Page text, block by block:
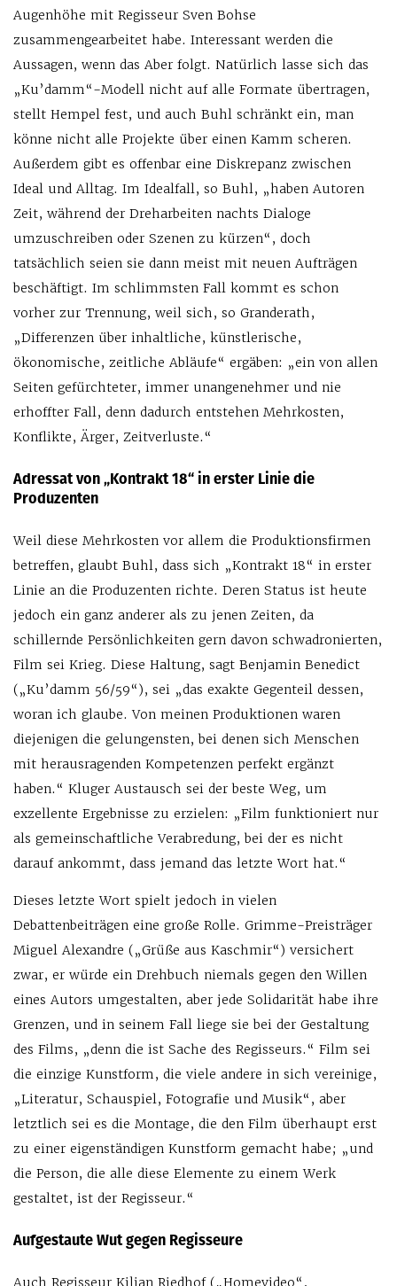
Augenhöhe mit Regisseur Sven Bohse
zusammengearbeitet habe. Interessant werden die
Aussagen, wenn das Aber folgt. Natürlich lasse sich das
„Ku’damm“-Modell nicht auf alle Formate übertragen,
stellt Hempel fest, und auch Buhl schränkt ein, man
könne nicht alle Projekte über einen Kamm scheren.
Außerdem gibt es offenbar eine Diskrepanz zwischen
Ideal und Alltag. Im Idealfall, so Buhl, „haben Autoren
Zeit, während der Dreharbeiten nachts Dialoge
umzuschreiben oder Szenen zu kürzen“, doch
tatsächlich seien sie dann meist mit neuen Aufträgen
beschäftigt. Im schlimmsten Fall kommt es schon
vorher zur Trennung, weil sich, so Granderath,
„Differenzen über inhaltliche, künstlerische,
ökonomische, zeitliche Abläufe“ ergäben: „ein von allen
Seiten gefürchteter, immer unangenehmer und nie
erhoffter Fall, denn dadurch entstehen Mehrkosten,
Konflikte, Ärger, Zeitverluste.“
Adressat von „Kontrakt 18“ in erster Linie die
Produzenten
Weil diese Mehrkosten vor allem die Produktionsfirmen
betreffen, glaubt Buhl, dass sich „Kontrakt 18“ in erster
Linie an die Produzenten richte. Deren Status ist heute
jedoch ein ganz anderer als zu jenen Zeiten, da
schillernde Persönlichkeiten gern davon schwadronierten,
Film sei Krieg. Diese Haltung, sagt Benjamin Benedict
(„Ku’damm 56/59“), sei „das exakte Gegenteil dessen,
woran ich glaube. Von meinen Produktionen waren
diejenigen die gelungensten, bei denen sich Menschen
mit herausragenden Kompetenzen perfekt ergänzt
haben.“ Kluger Austausch sei der beste Weg, um
exzellente Ergebnisse zu erzielen: „Film funktioniert nur
als gemeinschaftliche Verabredung, bei der es nicht
darauf ankommt, dass jemand das letzte Wort hat.“
Dieses letzte Wort spielt jedoch in vielen
Debattenbeiträgen eine große Rolle. Grimme-Preisträger
Miguel Alexandre („Grüße aus Kaschmir“) versichert
zwar, er würde ein Drehbuch niemals gegen den Willen
eines Autors umgestalten, aber jede Solidarität habe ihre
Grenzen, und in seinem Fall liege sie bei der Gestaltung
des Films, „denn die ist Sache des Regisseurs.“ Film sei
die einzige Kunstform, die viele andere in sich vereinige,
„Literatur, Schauspiel, Fotografie und Musik“, aber
letztlich sei es die Montage, die den Film überhaupt erst
zu einer eigenständigen Kunstform gemacht habe; „und
die Person, die alle diese Elemente zu einem Werk
gestaltet, ist der Regisseur.“
Aufgestaute Wut gegen Regisseure